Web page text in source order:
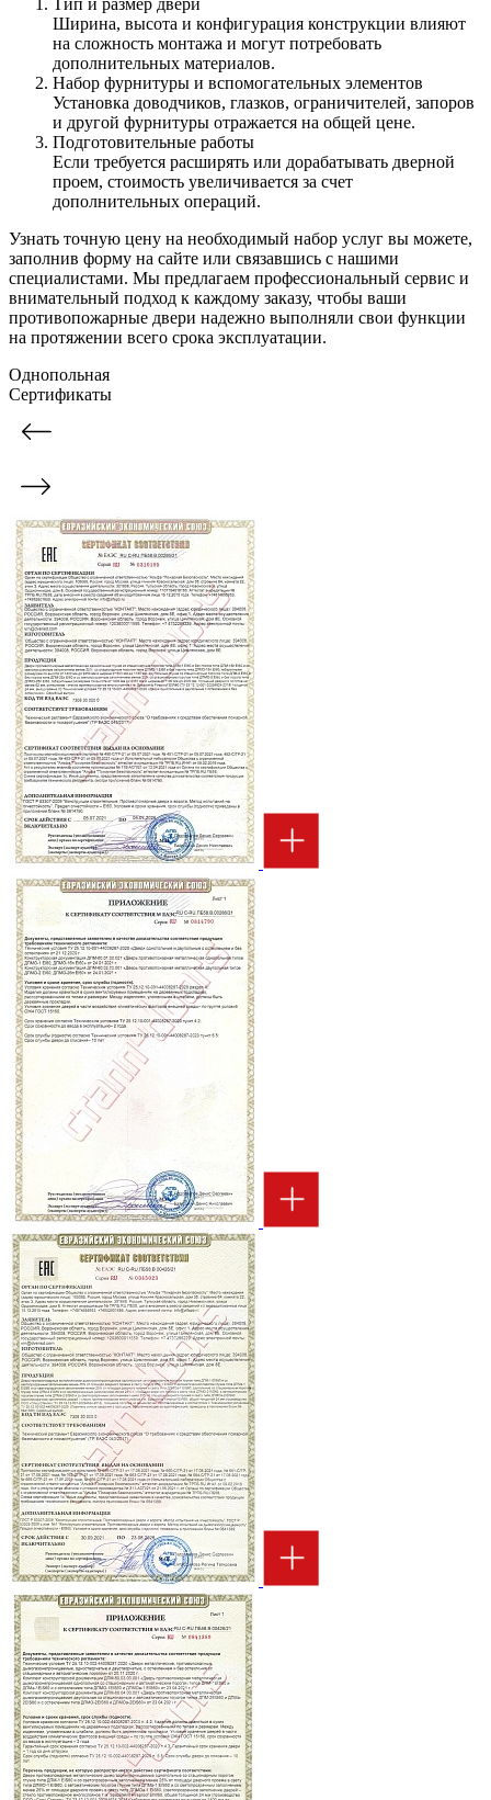
Тип и размер двери
Ширина, высота и конфигурация конструкции влияют
на сложность монтажа и могут потребовать
дополнительных материалов.
Набор фурнитуры и вспомогательных элементов
Установка доводчиков, глазков, ограничителей, запоров
и другой фурнитуры отражается на общей цене.
Подготовительные работы
Если требуется расширять или дорабатывать дверной
проем, стоимость увеличивается за счет
дополнительных операций.
Узнать точную цену на необходимый набор услуг вы можете,
заполнив форму на сайте или связавшись с нашими
специалистами. Мы предлагаем профессиональный сервис и
внимательный подход к каждому заказу, чтобы ваши
противопожарные двери надежно выполняли свои функции
на протяжении всего срока эксплуатации.
Однопольная
Сертификаты